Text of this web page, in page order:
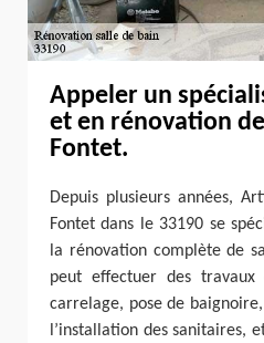
Appeler un
et en rénovation
Fontet.
Depuis plusieurs années,
Fontet dans le 33190 se
la rénovation complète de
peut effectuer des travaux
carrelage, pose de
l’installation des sanitaires,